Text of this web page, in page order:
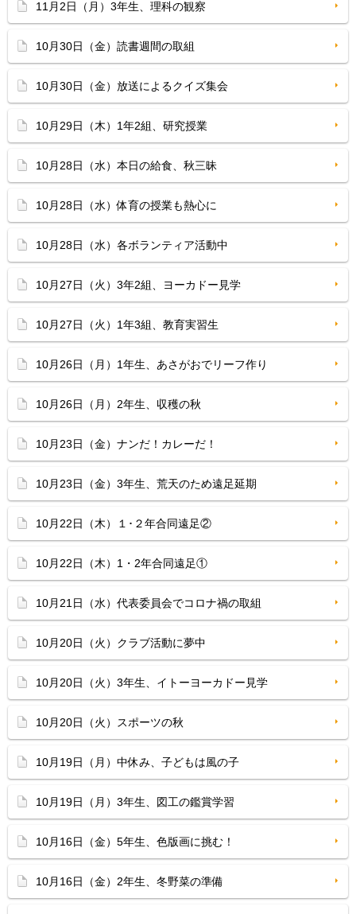
11月2日（月）3年生、理科の観察
10月30日（金）読書週間の取組
10月30日（金）放送によるクイズ集会
10月29日（木）1年2組、研究授業
10月28日（水）本日の給食、秋三昧
10月28日（水）体育の授業も熱心に
10月28日（水）各ボランティア活動中
10月27日（火）3年2組、ヨーカドー見学
10月27日（火）1年3組、教育実習生
10月26日（月）1年生、あさがおでリーフ作り
10月26日（月）2年生、収穫の秋
10月23日（金）ナンだ！カレーだ！
10月23日（金）3年生、荒天のため遠足延期
10月22日（木）１･２年合同遠足②
10月22日（木）1・2年合同遠足①
10月21日（水）代表委員会でコロナ禍の取組
10月20日（火）クラブ活動に夢中
10月20日（火）3年生、イトーヨーカドー見学
10月20日（火）スポーツの秋
10月19日（月）中休み、子どもは風の子
10月19日（月）3年生、図工の鑑賞学習
10月16日（金）5年生、色版画に挑む！
10月16日（金）2年生、冬野菜の準備